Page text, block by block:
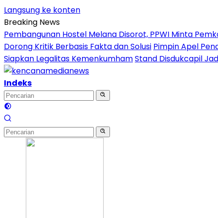
Langsung ke konten
Breaking News
Pembangunan Hostel Melana Disorot, PPWI Minta
Dorong Kritik Berbasis Fakta dan Solusi Pimpin Apel
Siapkan Legalitas KemenkumhamStand Disdukcapil
Indeks